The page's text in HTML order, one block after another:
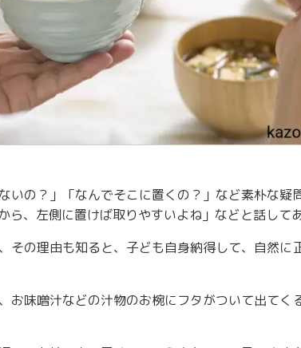
いの？」「なんでそこに置くの？」など素朴な疑
ら、左側に置けば取りやすいよね」などと話して
その理由も知ると、子ども自身納得して、自然に
お味噌汁などの汁物のお椀にフタがついて出てく